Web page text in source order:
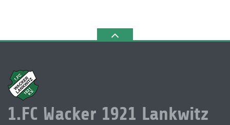
1.FC Wacker 1921 Lankwitz